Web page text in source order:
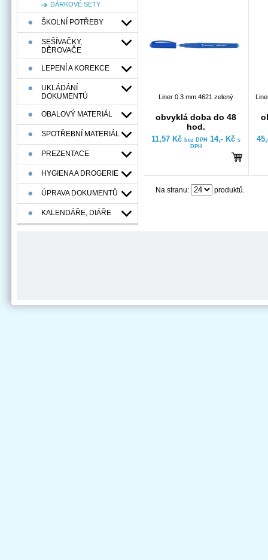
DÁRKOVÉ SETY
ŠKOLNÍ POTŘEBY
SEŠÍVAČKY,
DĚROVAČE
LEPENÍ A KOREKCE
UKLÁDÁNÍ
DOKUMENTÚ
OBALOVÝ MATERIÁL
SPOTŘEBNÍ MATERIÁL
PREZENTACE
HYGIENA A DROGERIE
ÚPRAVA DOKUMENTŮ
KALENDÁŘE, DIÁŘE
Liner 0.3 mm 4621 zelený
obvyklá doba do 48
hod.
11,57 Kč bez DPH 14,- Kč s
DPH
Na stranu: produktů.